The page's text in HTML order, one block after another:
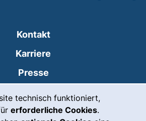
technisch funktioniert,
erforderliche Cookies.
Kontakt
Karriere
Presse
Sprache